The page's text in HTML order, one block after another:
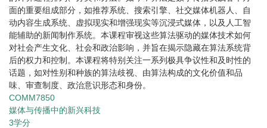
面的重要组成部分，如推荐系统、搜索引擎、社交媒体机器人、自
动内容生成系统、虚拟现实和增强现实等沉浸式媒体，以及人工智
能辅助的新闻制作系统。本课程审视这些算法驱动的媒体技术如何
对社会产生文化、社会和政治影响，并旨在揭示隐藏在算法系统背
后的权力和控制。本课程将特别关注一系列极具争议性和及时性的
话题，如对性别和种族的算法歧视、由算法构成的文化价值和品
味、审查制度、政治意识形态和身份。
COMM7850
媒体与传播中的新兴科技
3学分